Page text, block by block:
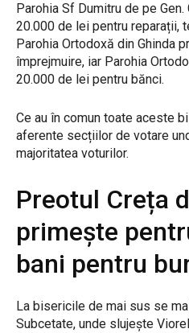
Parohia Sf Dumitru de pe
20.000 de lei pentru reparații,
Parohia Ortodoxă din Ghinda
împrejmuire, iar Parohia
20.000 de lei pentru bănci.
Ce au în comun toate aceste
aferente secțiilor de votare
majoritatea voturilor.
Preotul Creța
primește
bani pentru
La bisericile de mai sus se
Subcetate, unde slujește